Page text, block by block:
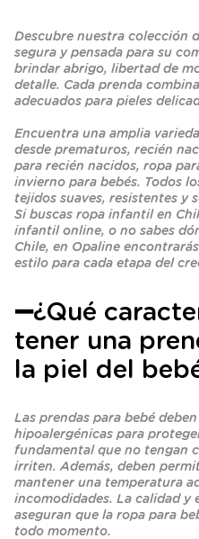
Descubre nuestra colección
segura y pensada para su
brindar abrigo, libertad de
detalle. Cada prenda
adecuados para pieles
Encuentra una amplia
desde prematuros, recién
para recién nacidos, ropa
invierno para bebés. Todos
tejidos suaves, resistentes y
Si buscas ropa infantil en
infantil online, o no sabes
Chile, en Opaline
estilo para cada etapa del
➖¿Qué
tener una
la piel del
Las prendas para bebé
hipoalergénicas para
fundamental que no tengan
irriten. Además, deben
mantener una temperatura
incomodidades. La calidad y
aseguran que la ropa para
todo momento.